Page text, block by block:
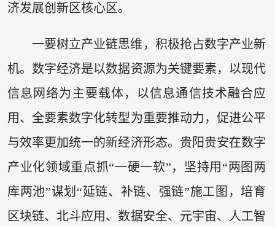
济发展创新区核心区。
一要树立产业链思维，积极抢占数字产业新
机。数字经济是以数据资源为关键要素，以现代
信息网络为主要载体，以信息通信技术融合应
用、全要素数字化转型为重要推动力，促进公平
与效率更加统一的新经济形态。贵阳贵安在数字
产业化领域重点抓“一硬一软”，坚持用“两图两
库两池”谋划“延链、补链、强链”施工图，培育
区块链、北斗应用、数据安全、元宇宙、人工智